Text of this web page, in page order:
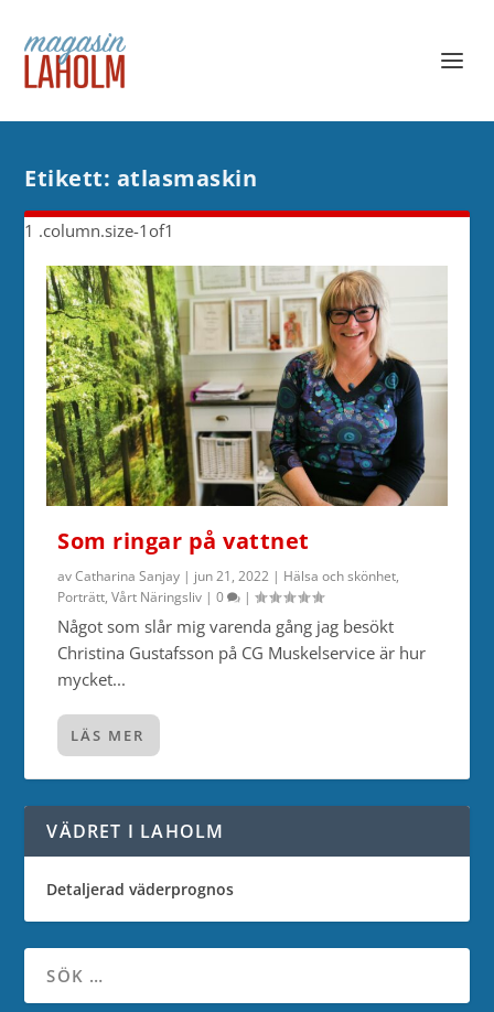
Etikett: atlasmaskin
Som ringar på vattnet
avCatharina Sanjay | jun 21, 2022 | Hälsa och skönhet,
Porträtt,Vårt Näringsliv |0 |
Något som slår mig varenda gång jag besökt
Christina Gustafsson på CG Muskelservice är hur
mycket...
LÄS MER
VÄDRET I LAHOLM
Detaljerad väderprognos